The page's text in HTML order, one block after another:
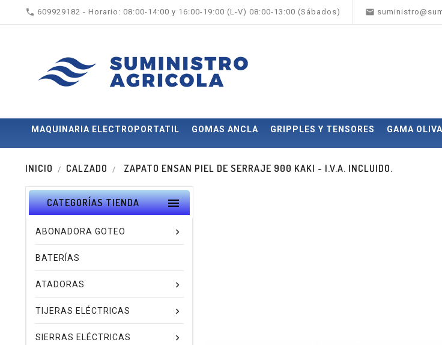
 609929182 - Horario: 08:00-14:00 y 16:00-19:00 (L-V) 08:00-13:00 (Sábados) 
MAQUINARIA ELECTROPORTATIL GOMAS ANCLA GRIPPLES Y TENSORES GAMA
INICIO CALZADO ZAPATO ENSAN PIEL DE SERRAJE 900 KAKI - I.V.A. INCLUIDO.
CATEGORÍAS TIENDA 
ABONADORA GOTEO
BATERÍAS
ATADORAS
TIJERAS ELÉCTRICAS
SIERRAS ELÉCTRICAS